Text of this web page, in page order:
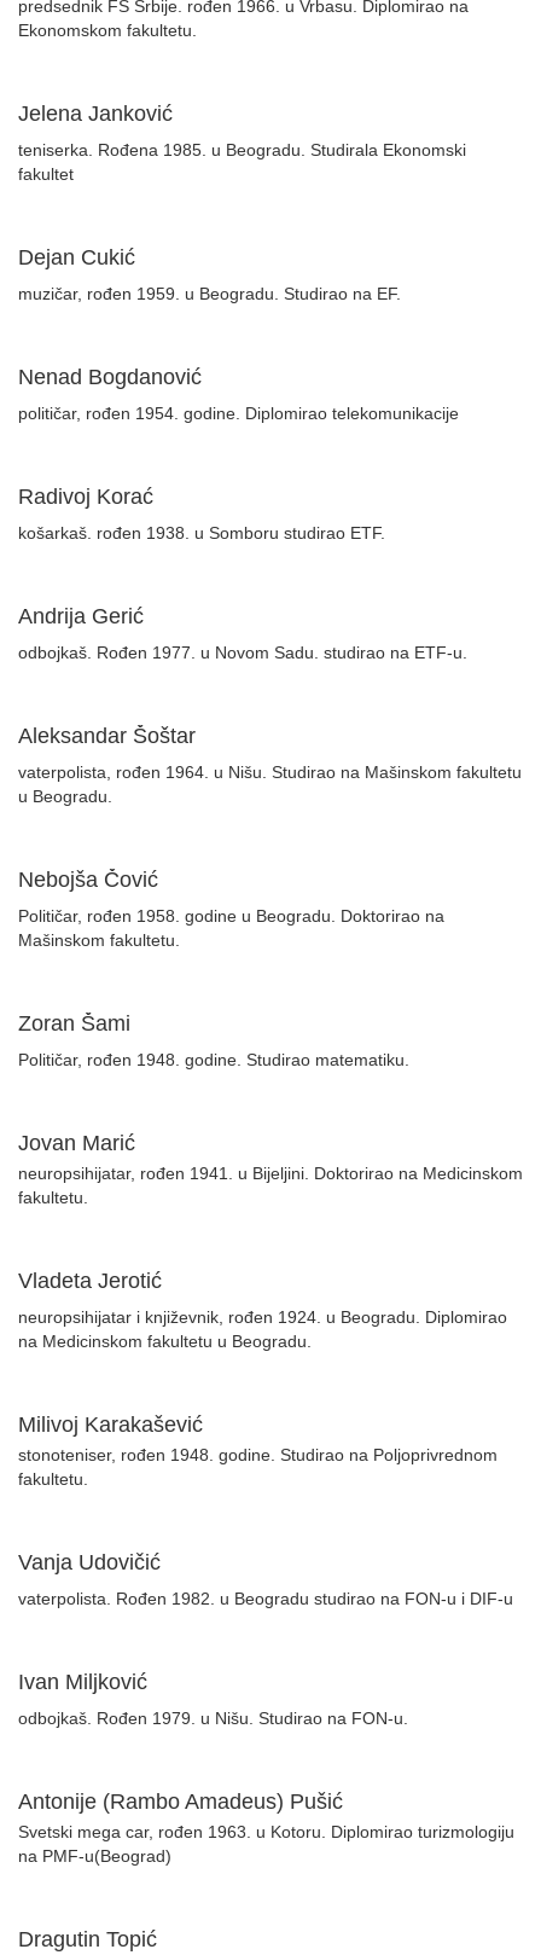
predsednik FS Srbije. rođen 1966. u Vrbasu. Diplomirao na
Ekonomskom fakultetu.
Jelena Janković
teniserka. Rođena 1985. u Beogradu. Studirala Ekonomski
fakultet
Dejan Cukić
muzičar, rođen 1959. u Beogradu. Studirao na EF.
Nenad Bogdanović
političar, rođen 1954. godine. Diplomirao telekomunikacije
Radivoj Korać
košarkaš. rođen 1938. u Somboru studirao ETF.
Andrija Gerić
odbojkaš. Rođen 1977. u Novom Sadu. studirao na ETF-u.
Aleksandar Šoštar
vaterpolista, rođen 1964. u Nišu. Studirao na Mašinskom fakultetu
u Beogradu.
Nebojša Čović
Političar, rođen 1958. godine u Beogradu. Doktorirao na
Mašinskom fakultetu.
Zoran Šami
Političar, rođen 1948. godine. Studirao matematiku.
Jovan Marić
neuropsihijatar, rođen 1941. u Bijeljini. Doktorirao na Medicinskom
fakultetu.
Vladeta Jerotić
neuropsihijatar i književnik, rođen 1924. u Beogradu. Diplomirao
na Medicinskom fakultetu u Beogradu.
Milivoj Karakašević
stonoteniser, rođen 1948. godine. Studirao na Poljoprivrednom
fakultetu.
Vanja Udovičić
vaterpolista. Rođen 1982. u Beogradu studirao na FON-u i DIF-u
Ivan Miljković
odbojkaš. Rođen 1979. u Nišu. Studirao na FON-u.
Antonije (Rambo Amadeus) Pušić
Svetski mega car, rođen 1963. u Kotoru. Diplomirao turizmologiju
na PMF-u(Beograd)
Dragutin Topić